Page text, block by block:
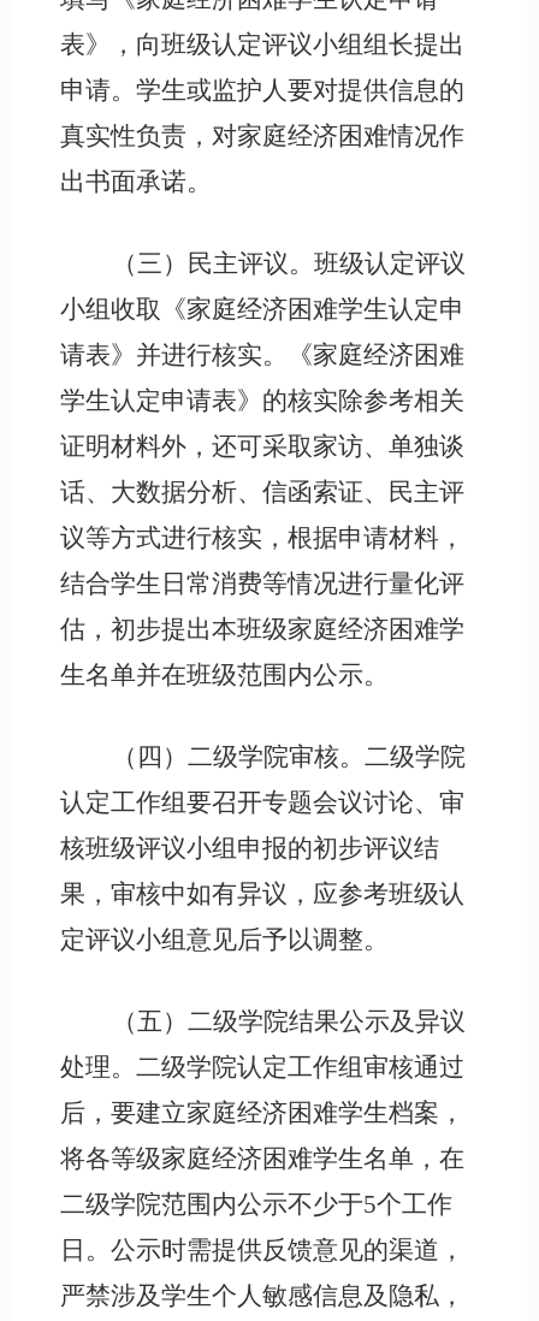
表》，向班级认定评议小组组长提出
申请。学生或监护人要对提供信息的
真实性负责，对家庭经济困难情况作
出书面承诺。
（三）民主评议。班级认定评议
小组收取《家庭经济困难学生认定申
请表》并进行核实。《家庭经济困难
学生认定申请表》的核实除参考相关
证明材料外，还可采取家访、单独谈
话、大数据分析、信函索证、民主评
议等方式进行核实，根据申请材料，
结合学生日常消费等情况进行量化评
估，初步提出本班级家庭经济困难学
生名单并在班级范围内公示。
（四）二级学院审核。二级学院
认定工作组要召开专题会议讨论、审
核班级评议小组申报的初步评议结
果，审核中如有异议，应参考班级认
定评议小组意见后予以调整。
（五）二级学院结果公示及异议
处理。二级学院认定工作组审核通过
后，要建立家庭经济困难学生档案，
将各等级家庭经济困难学生名单，在
二级学院范围内公示不少于5个工作
日。公示时需提供反馈意见的渠道，
严禁涉及学生个人敏感信息及隐私，